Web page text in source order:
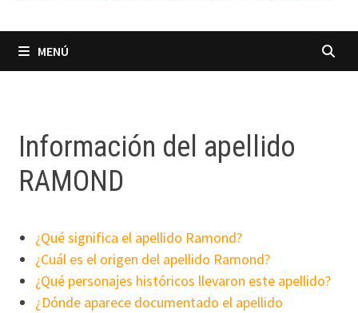
MENÚ
Información del apellido
RAMOND
¿Qué significa el apellido Ramond?
¿Cuál es el origen del apellido Ramond?
¿Qué personajes históricos llevaron este apellido?
¿Dónde aparece documentado el apellido